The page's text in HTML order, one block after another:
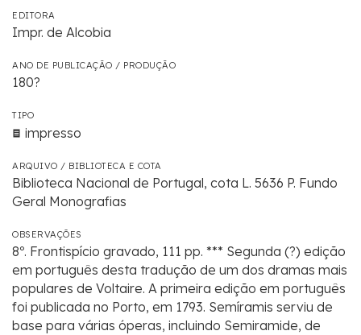
EDITORA
Impr. de Alcobia
ANO DE PUBLICAÇÃO / PRODUÇÃO
180?
TIPO
impresso
ARQUIVO / BIBLIOTECA E COTA
Biblioteca Nacional de Portugal, cota L. 5636 P. Fundo
Geral Monografias
OBSERVAÇÕES
8º. Frontispício gravado, 111 pp. *** Segunda (?) edição
em português desta tradução de um dos dramas mais
populares de Voltaire. A primeira edição em português
foi publicada no Porto, em 1793. Semíramis serviu de
base para várias óperas, incluindo Semiramide, de